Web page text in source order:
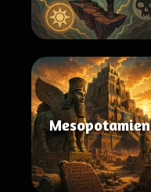
Mesopotamien